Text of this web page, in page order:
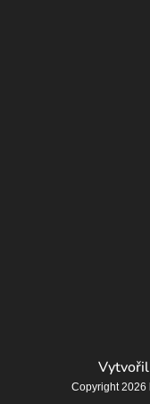
Vytvořil
Copyright 2026